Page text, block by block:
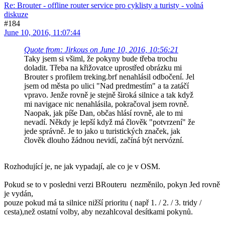
Re: Brouter - offline router service pro cyklisty a turisty - volná
diskuze
#184
June 10, 2016, 11:07:44
Quote from: Jirkous on June 10, 2016, 10:56:21
Taky jsem si všiml, že pokyny bude třeba trochu
doladit. Třeba na křižovatce uprostřed obrázku mi
Brouter s profilem treking.brf nenahlásil odbočení. Jel
jsem od města po ulici "Nad predmestím" a ta zatáčí
vpravo. Jenže rovně je stejně široká silnice a tak když
mi navigace nic nenahlásila, pokračoval jsem rovně.
Naopak, jak píše Dan, občas hlásí rovně, ale to mi
nevadí. Někdy je lepší když má člověk "potvrzení" že
jede správně. Je to jako u turistických značek, jak
člověk dlouho žádnou nevidí, začíná být nervózní.
Rozhodující je, ne jak vypadají, ale co je v OSM.
Pokud se to v posledni verzi BRouteru nezměnilo, pokyn Jed rovně
je vydán,
pouze pokud má ta silnice nižší prioritu ( např 1. / 2. / 3. tridy /
cesta),než ostatní volby, aby nezahlcoval desítkami pokynů.